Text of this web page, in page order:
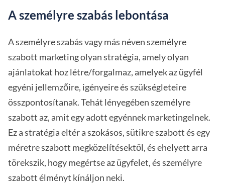
A személyre szabás lebontása
A személyre szabás vagy más néven személyre
szabott marketing olyan stratégia, amely olyan
ajánlatokat hoz létre/forgalmaz, amelyek az ügyfél
egyéni jellemzőire, igényeire és szükségleteire
összpontosítanak. Tehát lényegében személyre
szabott az, amit egy adott egyénnek marketingelnek.
Ez a stratégia eltér a szokásos, sütikre szabott és egy
méretre szabott megközelítésektől, és ehelyett arra
törekszik, hogy megértse az ügyfelet, és személyre
szabott élményt kínáljon neki.